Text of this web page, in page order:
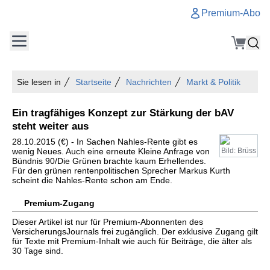
Premium-Abo
Sie lesen in Startseite Nachrichten Markt & Politik
Ein tragfähiges Konzept zur Stärkung der bAV
steht weiter aus
Bild: Brüss
28.10.2015 (€) - In Sachen Nahles-Rente gibt es
wenig Neues. Auch eine erneute Kleine Anfrage von
Bündnis 90/Die Grünen brachte kaum Erhellendes.
Für den grünen rentenpolitischen Sprecher Markus Kurth
scheint die Nahles-Rente schon am Ende.
Premium-Zugang
Dieser Artikel ist nur für Premium-Abonnenten des
VersicherungsJournals frei zugänglich. Der exklusive Zugang gilt
für Texte mit Premium-Inhalt wie auch für Beiträge, die älter als
30 Tage sind.